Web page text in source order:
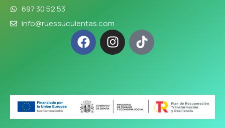
697 30 52 53
info@ruessuculentas.com